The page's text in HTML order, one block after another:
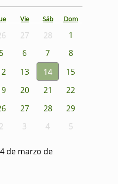
Vie Sáb Dom
27 28
1
5 6 7
8
13 14
15
20 21
22
27 28
29
2 3 4 5
de marzo de